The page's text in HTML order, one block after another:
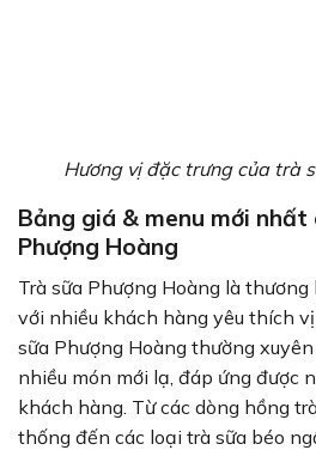
Hương vị đặc trưng của trà
Bảng giá & menu mới
Phượng Hoàng
Trà sữa Phượng Hoàng là thương
với nhiều khách hàng yêu thích
sữa Phượng Hoàng thường
nhiều món mới lạ, đáp ứng được
khách hàng. Từ các dòng hồng
thống đến các loại trà sữa béo